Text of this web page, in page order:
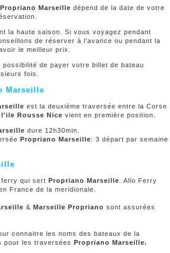
Propriano Marseille dépend de la date de votre
la haute saison. Si vous voyagez pendant
de réserver à l’avance ou pendant la
le meilleur prix.
de payer votre billet de bateau
fois.
Marseille
est la deuxième traversée entre la Corse
l'ile Rousse Nice vient en première position.
dure 12h30min.
Propriano Marseille: 3 départ par semaine
qui sert Propriano Marseille . Allo Ferry
France de la meridionale.
& Marseille Propriano sont assurées
connaitre les noms des bateaux de la
pour les traversées Propriano Marseille.